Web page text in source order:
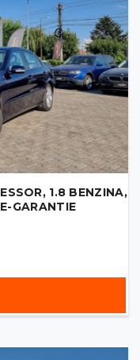
1.8 BENZINA,
GARANTIE